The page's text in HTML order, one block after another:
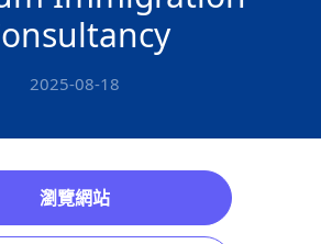
2025-08-18
瀏覽網站